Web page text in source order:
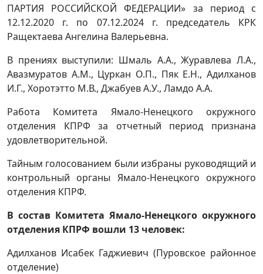
ПАРТИЯ РОССИЙСКОЙ ФЕДЕРАЦИИ» за период с
12.12.2020 г. по 07.12.2024 г. председатель КРК
Ращектаева Ангелина Валерьевна.
В прениях выступили: Шмаль А.А., Журавлева Л.А.,
Авазмуратов А.М., Цуркан О.П., Пяк Е.Н., Адилханов
И.Г., Хоротэтто М.В., Джабуев А.У., Ламдо А.А.
Работа Комитета Ямало-Ненецкого окружного
отделения КПРФ за отчетный период признана
удовлетворительной.
Тайным голосованием были избраны руководящий и
контрольный органы Ямало-Ненецкого окружного
отделения КПРФ.
В состав Комитета Ямало-Ненецкого окружного
отделения КПРФ вошли 13 человек:
Адилханов Исабек Гаджиевич (Пуровское районное
отделение)